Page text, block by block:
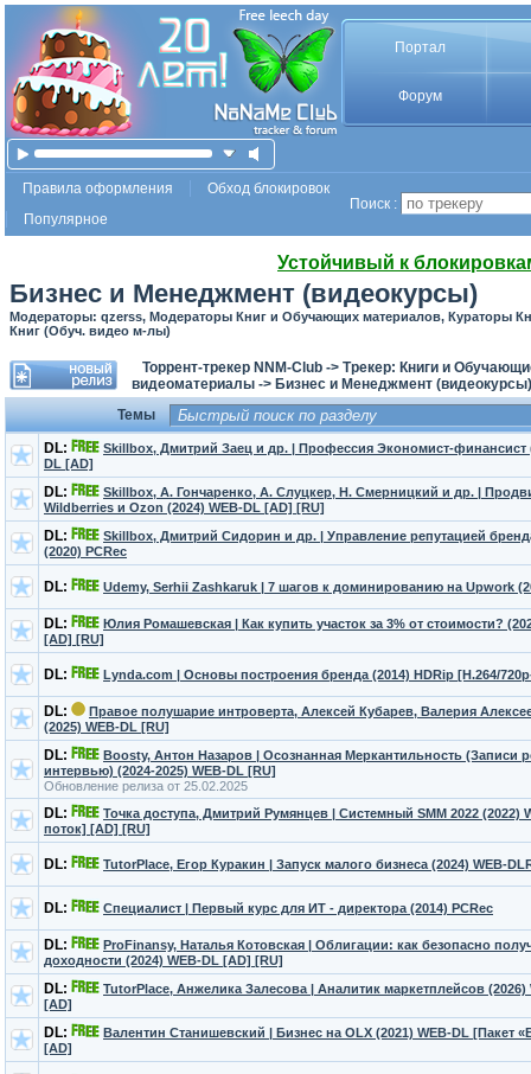
Портал
Форум
Правила оформления
Обход блокировок
Популярное
Поиск :
Устойчивый к
Бизнес и Менеджмент (видеокурсы)
Модераторы: qzerss, Модераторы Книг и Обучающих материалов, Кураторы
Книг (Обуч. видео м-лы)
Торрент-трекер NNM-Club -> Трекер: Книги и
видеоматериалы -> Бизнес и Менеджмент (видеокурсы)
Темы
DL:
Skillbox, Дмитрий Заец и др. | Профессия Экономист-финансист
DL [AD]
DL:
Skillbox, А. Гончаренко, А. Слуцкер, Н. Смерницкий и др. |
Wildberries и Ozon (2024) WEB-DL [AD] [RU]
DL:
Skillbox, Дмитрий Сидорин и др. | Управление репутацией
(2020) PCRec
DL: Udemy, Serhii Zashkaruk | 7 шагов к доминированию на Upwork
DL:
Юлия Ромашевская | Как купить участок за 3% от стоимости?
[AD] [RU]
DL: Lynda.com | Основы построения бренда (2014) HDRip [H.264/
DL:
Правое полушарие интроверта, Алексей Кубарев, Валерия
(2025) WEB-DL [RU]
DL:
Boosty, Антон Назаров | Осознанная Меркантильность (Записи
интервью) (2024-2025) WEB-DL [RU]
Обновление релиза от 25.02.2025
DL:
Точка доступа, Дмитрий Румянцев | Системный SMM 2022 (2022)
поток] [AD] [RU]
DL: TutorPlace, Егор Куракин | Запуск малого бизнеса (2024) WEB-
DL: Специалист | Первый курс для ИТ - директора (2014) PCRec
DL:
ProFinansy, Наталья Котовская | Облигации: как безопасно
доходности (2024) WEB-DL [AD] [RU]
DL:
TutorPlace, Анжелика Залесова | Аналитик маркетплейсов (2026)
[AD]
DL:
Валентин Станишевский | Бизнес на OLX (2021) WEB-DL [Пакет
[AD]